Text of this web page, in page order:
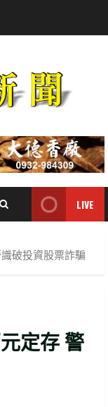
LIVE
破投資股票詐騙
定存 警